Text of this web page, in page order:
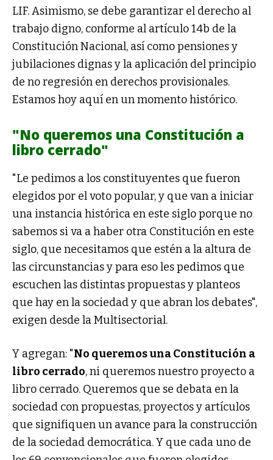
LIF. Asimismo, se debe garantizar el derecho al
trabajo digno, conforme al artículo 14b de la
Constitución Nacional, así como pensiones y
jubilaciones dignas y la aplicación del principio
de no regresión en derechos provisionales.
Estamos hoy aquí en un momento histórico.
"No queremos una Constitución a
libro cerrado"
"Le pedimos a los constituyentes que fueron
elegidos por el voto popular, y que van a iniciar
una instancia histórica en este siglo porque no
sabemos si va a haber otra Constitución en este
siglo, que necesitamos que estén a la altura de
las circunstancias y para eso les pedimos que
escuchen las distintas propuestas y planteos
que hay en la sociedad y que abran los debates",
exigen desde la Multisectorial.
Y agregan: "No queremos una Constitución a
libro cerrado, ni queremos nuestro proyecto a
libro cerrado. Queremos que se debata en la
sociedad con propuestas, proyectos y artículos
que signifiquen un avance para la construcción
de la sociedad democrática. Y que cada uno de